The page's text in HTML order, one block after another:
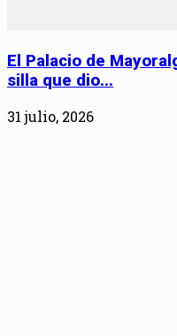
El Palacio de
silla que dio...
31 julio, 2026